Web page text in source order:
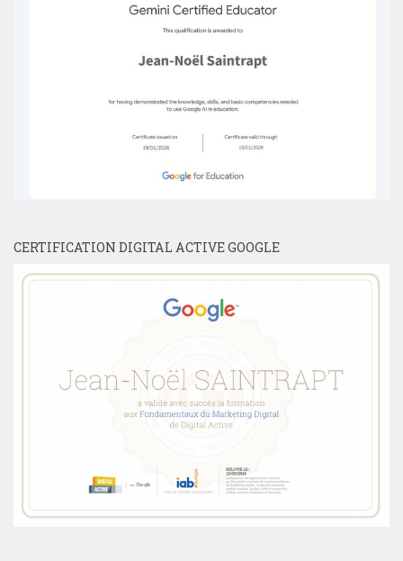
CERTIFICATION DIGITAL ACTIVE GOOGLE